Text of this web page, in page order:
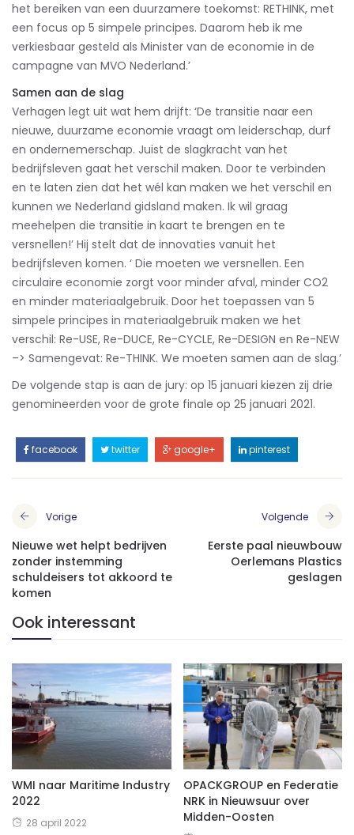
het bereiken van een duurzamere toekomst: RETHINK, met
een focus op 5 simpele principes. Daarom heb ik me
verkiesbaar gesteld als Minister van de economie in de
campagne van MVO Nederland.’
Samen aan de slag
Verhagen legt uit wat hem drijft: ‘De transitie naar een
nieuwe, duurzame economie vraagt om leiderschap, durf
en ondernemerschap. Juist de slagkracht van het
bedrijfsleven gaat het verschil maken. Door te verbinden
en te laten zien dat het wél kan maken we het verschil en
kunnen we Nederland gidsland maken. Ik wil graag
meehelpen die transitie in kaart te brengen en te
versnellen!’ Hij stelt dat de innovaties vanuit het
bedrijfsleven komen. ‘ Die moeten we versnellen. Een
circulaire economie zorgt voor minder afval, minder CO2
en minder materiaalgebruik. Door het toepassen van 5
simpele principes in materiaalgebruik maken we het
verschil: Re-USE, Re-DUCE, Re-CYCLE, Re-DESIGN en Re-NEW
–> Samengevat: Re-THINK. We moeten samen aan de slag.’
De volgende stap is aan de jury: op 15 januari kiezen zij drie
genomineerden voor de grote finale op 25 januari 2021.
facebook twitter google+ pinterest
Vorige
Nieuwe wet helpt bedrijven
zonder instemming
schuldeisers tot akkoord te
komen
Volgende
Eerste paal nieuwbouw
Oerlemans Plastics
geslagen
Ook interessant
WMI naar Maritime Industry
2022
28 april 2022
OPACKGROUP en Federatie
NRK in Nieuwsuur over
Midden-Oosten